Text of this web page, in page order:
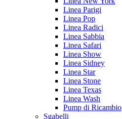
Linea Parigi
Linea Pop
Linea Radici
Linea Sabbia
Linea Safari
Linea Show
Linea Sidney
Linea Star
Linea Stone
Linea Texas
Linea Wash
Pump di Ricambio
Sgabelli